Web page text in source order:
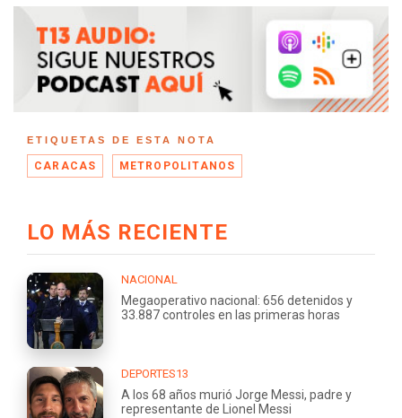
ETIQUETAS DE ESTA NOTA
CARACAS METROPOLITANOS
LO MÁS RECIENTE
NACIONAL
Megaoperativo nacional: 656 detenidos y
33.887 controles en las primeras horas
DEPORTES13
A los 68 años murió Jorge Messi, padre y
representante de Lionel Messi